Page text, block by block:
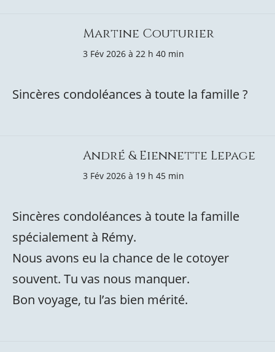
Martine Couturier
3 Fév 2026 à 22 h 40 min
Sincères condoléances à toute la famille ?
André & Eiennette Lepage
3 Fév 2026 à 19 h 45 min
Sincères condoléances à toute la famille
spécialement à Rémy.
Nous avons eu la chance de le cotoyer
souvent. Tu vas nous manquer.
Bon voyage, tu l’as bien mérité.